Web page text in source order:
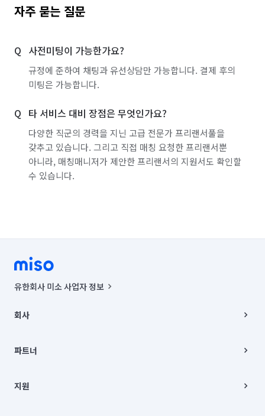
자주 묻는 질문
사전미팅이 가능한가요?
규정에 준하여 채팅과 유선상담만 가능합니다. 결제 후의
미팅은 가능합니다.
타 서비스 대비 장점은 무엇인가요?
다양한 직군의 경력을 지닌 고급 전문가 프리랜서풀을
갖추고 있습니다. 그리고 직접 매칭 요청한 프리랜서뿐
아니라, 매칭매니저가 제안한 프리랜서의 지원서도 확인할
수 있습니다.
유한회사 미소 사업자 정보
00019 |
주소 | 본사: 서울특별시 종로구 율곡로 6(중학동, 트윈트리빌딩) B동 5층
컨택센터 : 서울특별시 종로구 수송동 율곡로 24, 7층, 8층 미소
상품, 상품정보, 거래에 관한 의무와 책임은 거래당사자에게 있습니다.
언론 보도 관련 문의:
회사
채용
파트너
이사
지원